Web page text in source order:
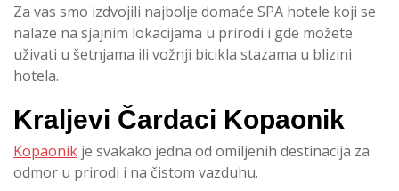
Za vas smo izdvojili najbolje domaće SPA hotele koji se
nalaze na sjajnim lokacijama u prirodi i gde možete
uživati u šetnjama ili vožnji bicikla stazama u blizini
hotela.
Kraljevi Čardaci Kopaonik
Kopaonik je svakako jedna od omiljenih destinacija za
odmor u prirodi i na čistom vazduhu.